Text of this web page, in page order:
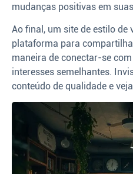
mudanças positivas em
Ao final, um site de estilo de
plataforma para
maneira de conectar-se
interesses semelhantes.
conteúdo de qualidade e